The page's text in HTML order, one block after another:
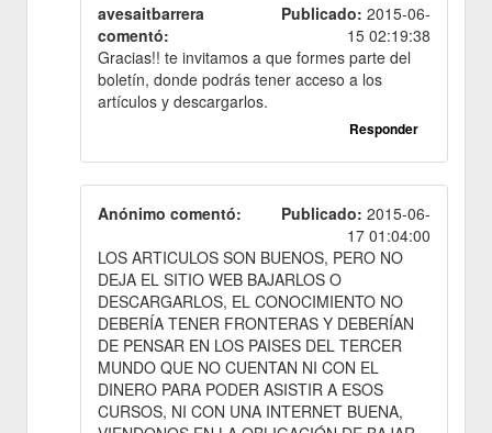
avesaitbarrera
comentó:
Publicado: 2015-06-
15 02:19:38
Gracias!! te invitamos a que formes parte del
boletín, donde podrás tener acceso a los
artículos y descargarlos.
Responder
Anónimo comentó: Publicado: 2015-06-
17 01:04:00
LOS ARTICULOS SON BUENOS, PERO NO
DEJA EL SITIO WEB BAJARLOS O
DESCARGARLOS, EL CONOCIMIENTO NO
DEBERÍA TENER FRONTERAS Y DEBERÍAN
DE PENSAR EN LOS PAISES DEL TERCER
MUNDO QUE NO CUENTAN NI CON EL
DINERO PARA PODER ASISTIR A ESOS
CURSOS, NI CON UNA INTERNET BUENA,